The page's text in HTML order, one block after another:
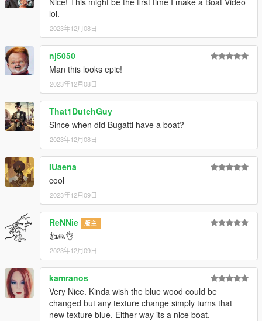
lol.
2023年12月08日
nj5050
Man this looks epic!
2023年12月08日
That1DutchGuy
Since when did Bugatti have a boat?
2023年12月08日
IUaena
cool
2023年12月09日
ReNNie 版主
👍🙏👌
2023年12月09日
kamranos
Very Nice. Kinda wish the blue wood could be
changed but any texture change simply turns that
new texture blue. Either way its a nice boat.